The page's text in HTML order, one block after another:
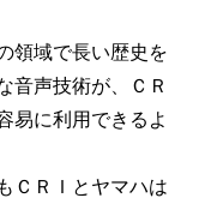
領域で長い歴史を
音声技術が、ＣＲ
易に利用できるよ
ＣＲＩとヤマハは